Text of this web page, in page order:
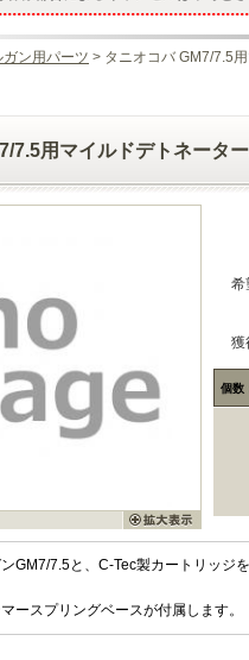
ガン用パーツ > タニオコバ GM7/7.5
7.5用マイルドデトネータ
希
獲
個数
GM7/7.5と、C-Tec製カートリッジ
ースプリングベースが付属します。